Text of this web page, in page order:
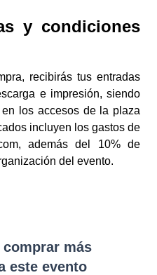
y condiciones
recibirás tus entradas
e impresión, siendo
los accesos de la plaza
incluyen los gastos de
además del 10% de
del evento.
comprar más
este evento